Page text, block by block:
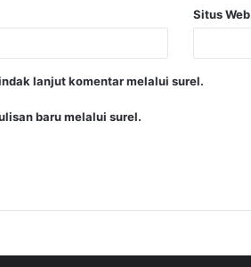
Situs Web
lanjut komentar melalui surel.
baru melalui surel.